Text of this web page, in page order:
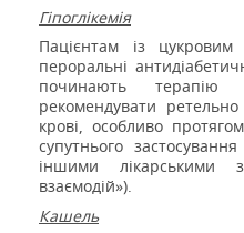
Гіпоглікемія
Пацієнтам із
пероральні
починають терапію
рекомендувати
крові, особливо
супутнього
іншими лікарськими
взаємодій»).
Кашель